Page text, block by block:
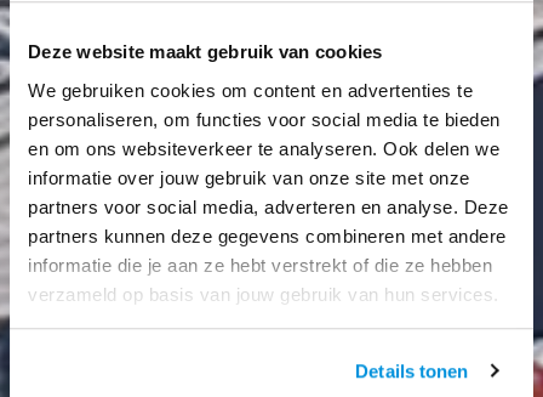
Deze website maakt gebruik van cookies
We gebruiken cookies om content en advertenties te
personaliseren, om functies voor social media te bieden
en om ons websiteverkeer te analyseren. Ook delen we
informatie over jouw gebruik van onze site met onze
partners voor social media, adverteren en analyse. Deze
partners kunnen deze gegevens combineren met andere
informatie die je aan ze hebt verstrekt of die ze hebben
verzameld op basis van jouw gebruik van hun services.
Details tonen